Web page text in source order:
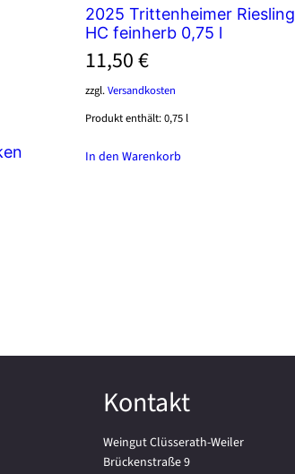
2025 Trittenheimer Riesling
HC feinherb 0,75 l
11,50€
zzgl.Versandkosten
Produkt enthält: 0,75 l
In den Warenkorb
Kontakt
Weingut Clüsserath-Weiler
Brückenstraße 9